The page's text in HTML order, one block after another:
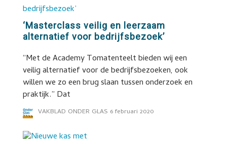
‘Masterclass veilig en leerzaam
alternatief voor bedrijfsbezoek’
“Met de Academy Tomatenteelt bieden wij een
veilig alternatief voor de bedrijfsbezoeken, ook
willen we zo een brug slaan tussen onderzoek en
praktijk.” Dat
VAKBLAD ONDER GLAS 6 februari 2020